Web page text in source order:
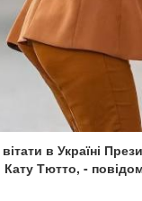
в Україні
Кату Тютто, -